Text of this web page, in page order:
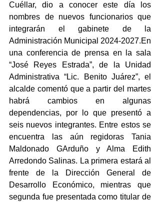
Cuéllar, dio a conocer este día los
nombres de nuevos funcionarios que
integrarán el gabinete de la
Administración Municipal 2024-2027.En
una conferencia de prensa en la sala
“José Reyes Estrada”, de la Unidad
Administrativa “Lic. Benito Juárez”, el
alcalde comentó que a partir del martes
habrá cambios en algunas
dependencias, por lo que presentó a
seis nuevos integrantes. Entre estos se
encuentra las aún regidoras Tania
Maldonado GArduño y Alma Edith
Arredondo Salinas. La primera estará al
frente de la Dirección General de
Desarrollo Económico, mientras que
segunda fue presentada como titular de